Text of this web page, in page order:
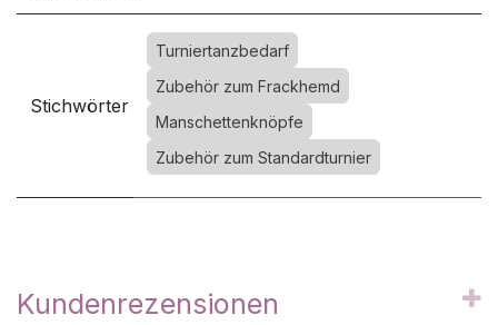
Stichwörter
Turniertanzbedarf
Zubehör zum Frackhemd
Manschettenknöpfe
Zubehör zum Standardturnier
Kundenrezensionen